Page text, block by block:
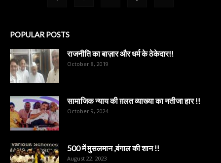
POPULAR POSTS
राजनीति का बाज़ार और धर्म के ठेकेदार!!
October 8, 2019
सामाजिक न्याय की ग़लत व्याख्या का नतीजा हार !!
October 9, 2024
500 में मुसलमान ,बंगाल की शान !!
August 22, 2023